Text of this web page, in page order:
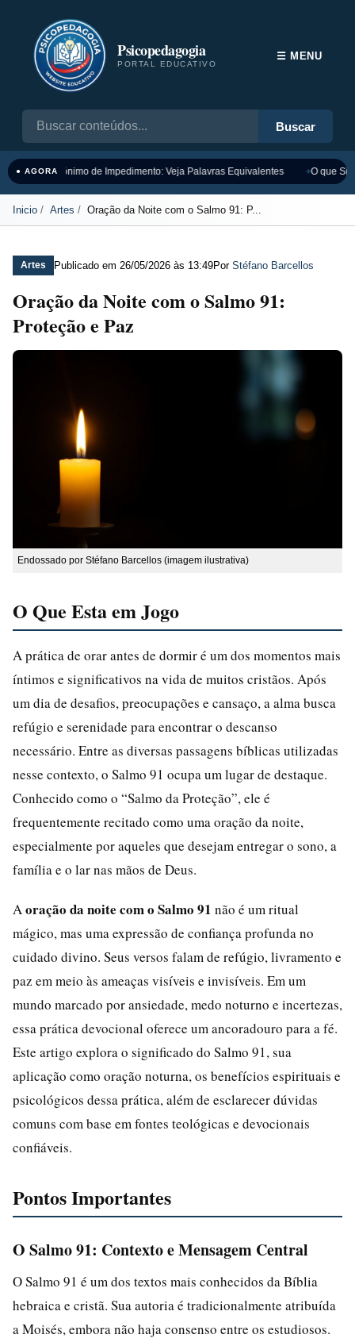
Psicopedagogia
PORTAL EDUCATIVO
Buscar
☰ MENU
● AGORASinônimo de Impedimento: Veja Palavras Equivalentes O que
Inicio Artes Oração da Noite com o Salmo 91: P...
Artes Publicado em 26/05/2026 às 13:49Por Stéfano Barcellos
Oração da Noite com o Salmo 91:
Proteção e Paz
Endossado por Stéfano Barcellos (imagem ilustrativa)
O Que Esta em Jogo
A prática de orar antes de dormir é um dos momentos mais
íntimos e significativos na vida de muitos cristãos. Após
um dia de desafios, preocupações e cansaço, a alma busca
refúgio e serenidade para encontrar o descanso
necessário. Entre as diversas passagens bíblicas utilizadas
nesse contexto, o Salmo 91 ocupa um lugar de destaque.
Conhecido como o “Salmo da Proteção”, ele é
frequentemente recitado como uma oração da noite,
especialmente por aqueles que desejam entregar o sono, a
família e o lar nas mãos de Deus.
A oração da noite com o Salmo 91 não é um ritual
mágico, mas uma expressão de confiança profunda no
cuidado divino. Seus versos falam de refúgio, livramento e
paz em meio às ameaças visíveis e invisíveis. Em um
mundo marcado por ansiedade, medo noturno e incertezas,
essa prática devocional oferece um ancoradouro para a fé.
Este artigo explora o significado do Salmo 91, sua
aplicação como oração noturna, os benefícios espirituais e
psicológicos dessa prática, além de esclarecer dúvidas
comuns com base em fontes teológicas e devocionais
confiáveis.
Pontos Importantes
O Salmo 91: Contexto e Mensagem Central
O Salmo 91 é um dos textos mais conhecidos da Bíblia
hebraica e cristã. Sua autoria é tradicionalmente atribuída
a Moisés, embora não haja consenso entre os estudiosos.